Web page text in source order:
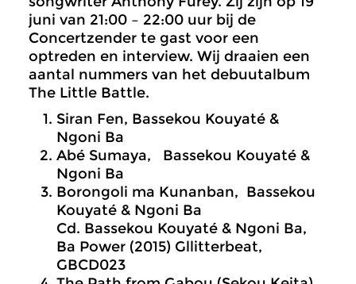
juni van 21:00 – 22:00 uur bij de
Concertzender te gast voor een
optreden en interview. Wij draaien een
aantal nummers van het debuutalbum
The Little Battle.
Siran Fen, Bassekou Kouyaté &
Ngoni Ba
Abé Sumaya, Bassekou Kouyaté &
Ngoni Ba
Borongoli ma Kunanban, Bassekou
Kouyaté & Ngoni Ba
Cd. Bassekou Kouyaté & Ngoni Ba,
Ba Power (2015) Gllitterbeat,
GBCD023